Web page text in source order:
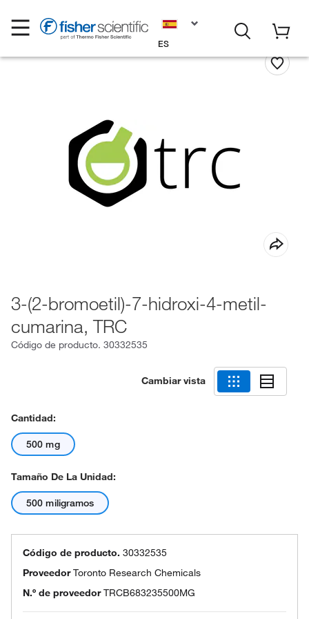
ES
3-(2-bromoetil)-7-hidroxi-4-metil-
cumarina, TRC
Código de producto. 30332535
Cambiar vista
Cantidad:
500 mg
Tamaño De La Unidad:
500 miligramos
Código de producto. 30332535
ProveedorToronto Research Chemicals
N.º de proveedor TRCB683235500MG